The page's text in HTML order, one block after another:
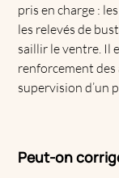
pris en charge :
les relevés de
saillir le ventre. Il
renforcement
supervision d’un
Peut-on